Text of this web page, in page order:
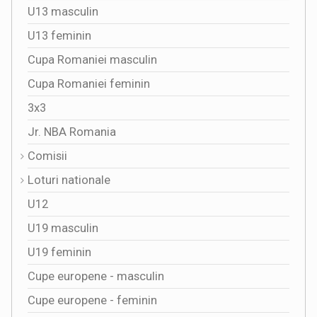
U13 masculin
U13 feminin
Cupa Romaniei masculin
Cupa Romaniei feminin
3x3
Jr. NBA Romania
Comisii
Loturi nationale
U12
U19 masculin
U19 feminin
Cupe europene - masculin
Cupe europene - feminin